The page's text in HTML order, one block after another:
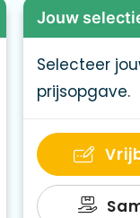
Jouw
Selecteer
prijsopgave.